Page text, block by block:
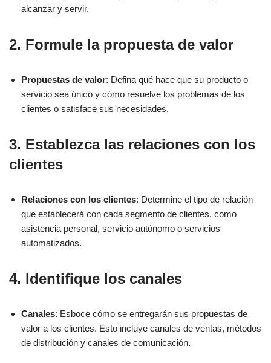
alcanzar y servir.
2. Formule la propuesta de valor
Propuestas de valor: Defina qué hace que su producto o
servicio sea único y cómo resuelve los problemas de los
clientes o satisface sus necesidades.
3. Establezca las relaciones con los
clientes
Relaciones con los clientes: Determine el tipo de relación
que establecerá con cada segmento de clientes, como
asistencia personal, servicio autónomo o servicios
automatizados.
4. Identifique los canales
Canales: Esboce cómo se entregarán sus propuestas de
valor a los clientes. Esto incluye canales de ventas, métodos
de distribución y canales de comunicación.